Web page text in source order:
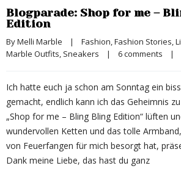
Blogparade: Shop for me –
Edition
By Melli Marble | Fashion, Fashion Stories,
Marble Outfits, Sneakers | 6 comments |
Ich hatte euch ja schon am Sonntag ein
gemacht, endlich kann ich das Geheimnis
„Shop for me – Bling Bling Edition“ lüften
wundervollen Ketten und das tolle
von Feuerfangen für mich besorgt hat,
Dank meine Liebe, das hast du ganz